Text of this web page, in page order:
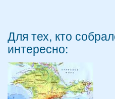
Для тех, кто
интересно: